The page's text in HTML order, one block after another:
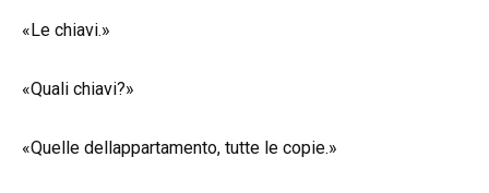
«Le chiavi.»
«Quali chiavi?»
«Quelle dellappartamento, tutte le copie.»